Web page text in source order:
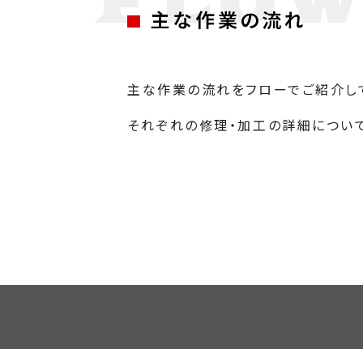
主な作業の流れ
主な作業の流れをフローでご紹介し
それぞれの修理・加工の詳細につい